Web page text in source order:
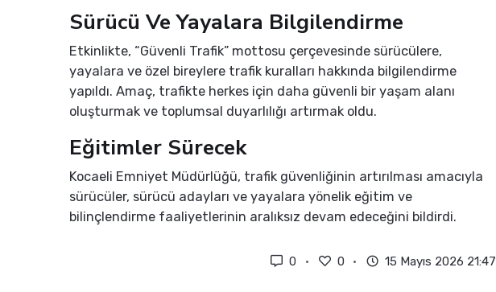
Sürücü Ve Yayalara Bilgilendirme
Etkinlikte, “Güvenli Trafik” mottosu çerçevesinde sürücülere,
yayalara ve özel bireylere trafik kuralları hakkında bilgilendirme
yapıldı. Amaç, trafikte herkes için daha güvenli bir yaşam alanı
oluşturmak ve toplumsal duyarlılığı artırmak oldu.
Eğitimler Sürecek
Kocaeli Emniyet Müdürlüğü, trafik güvenliğinin artırılması amacıyla
sürücüler, sürücü adayları ve yayalara yönelik eğitim ve
bilinçlendirme faaliyetlerinin aralıksız devam edeceğini bildirdi.
0 0 15 Mayıs 2026 21:47